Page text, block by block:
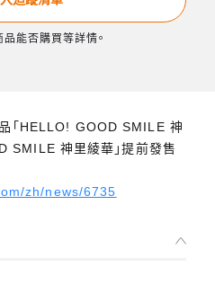
能否購買等詳情。
「HELLO! GOOD SMILE 神
SMILE 神里綾華」提前發售
zh/news/6735